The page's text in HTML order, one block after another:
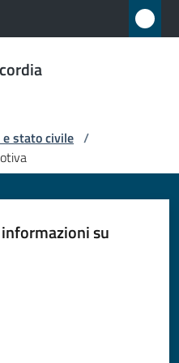
stato civile /
su